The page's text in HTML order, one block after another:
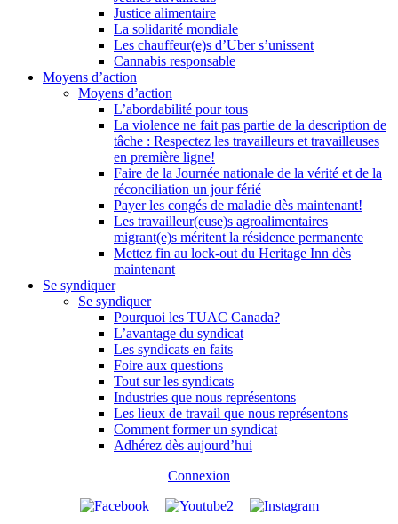
Justice alimentaire
La solidarité mondiale
Les chauffeur(e)s d’Uber s’unissent
Cannabis responsable
Moyens d’action
Moyens d’action
L’abordabilité pour tous
La violence ne fait pas partie de la description de
tâche : Respectez les travailleurs et travailleuses
en première ligne!
Faire de la Journée nationale de la vérité et de la
réconciliation un jour férié
Payer les congés de maladie dès maintenant!
Les travailleur(euse)s agroalimentaires
migrant(e)s méritent la résidence permanente
Mettez fin au lock-out du Heritage Inn dès
maintenant
Se syndiquer
Se syndiquer
Pourquoi les TUAC Canada?
L’avantage du syndicat
Les syndicats en faits
Foire aux questions
Tout sur les syndicats
Industries que nous représentons
Les lieux de travail que nous représentons
Comment former un syndicat
Adhérez dès aujourd’hui
Connexion